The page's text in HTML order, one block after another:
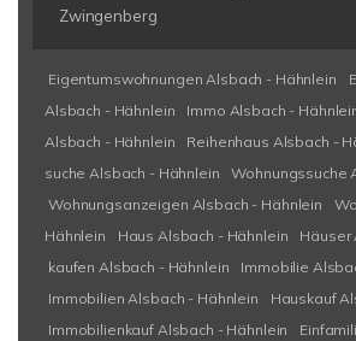
Zwingenberg
Eigentumswohnungen Alsbach - Hähnlein
Alsbach - Hähnlein
Immo Alsbach -
Alsbach - Hähnlein
Reihenhaus Alsbach -
suche Alsbach - Hähnlein
Wohnungssuche
Wohnungsanzeigen Alsbach - Hähnlein
Hähnlein
Haus Alsbach - Hähnlein
Häuser
kaufen Alsbach - Hähnlein
Immobilie
Immobilien Alsbach - Hähnlein
Hauskauf
Immobilienkauf Alsbach - Hähnlein